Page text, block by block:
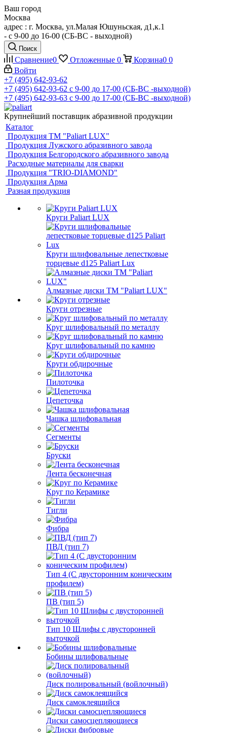
Ваш город
Москва
адрес : г. Москва, ул.Малая Юшуньская, д1,к.1
- c 9-00 до 16-00 (СБ-ВС - выходной)
Поиск
Сравнение0 Отложенные 0 Корзина0 0
Войти
+7 (495) 642-93-62
+7 (495) 642-93-62 c 9-00 до 17-00 (СБ-ВС -выходной)
+7 (495) 642-93-63 c 9-00 до 17-00 (СБ-ВС -выходной)
Крупнейший поставщик абразивной продукции
Каталог
Продукция ТМ "Paliart LUX"
Продукция Лужского абразивного завода
Продукция Белгородского абразивного завода
Расходные материалы для сварки
Продукция "TRIO-DIAMOND"
Продукция Арма
Разная продукция
Круги Paliart LUX
Круги шлифовальные лепестковые
торцевые d125 Paliart Lux
Алмазные диски ТМ "Paliart LUX"
Круги отрезные
Круг шлифовальный по металлу
Круг шлифовальный по камню
Круги обдирочные
Пилоточка
Цепеточка
Чашка шлифовальная
Сегменты
Бруски
Лента бесконечная
Круг по Керамике
Тигли
Фибра
ПВД (тип 7)
Тип 4 (С двусторонним коническим
профилем)
ПВ (тип 5)
Тип 10 Шлифы с двусторонней
выточкой
Бобины шлифовальные
Диск полировальный (войлочный)
Диск самоклеящийся
Диски самосцепляющиеся